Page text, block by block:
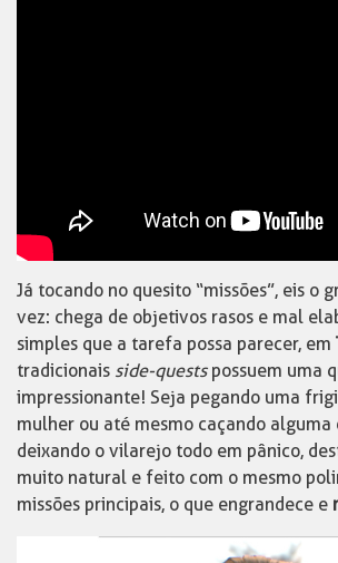
Já tocando no quesito “missões”, eis o
vez: chega de objetivos rasos e mal
simples que a tarefa possa parecer, em
tradicionais side-questspossuem uma
impressionante! Seja pegando uma
mulher ou até mesmo caçando alguma
deixando o vilarejo todo em pânico,
muito natural e feito com o mesmo
missões principais, o que engrandece e